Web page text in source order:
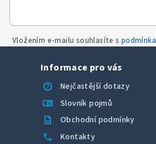
v
i
Vložením e-mailu souhlasíte s
Informace pro vás
help
Nejčastější dotazy
menu_book Slovník pojmů
description Obchodní podmínky
call Kontakty